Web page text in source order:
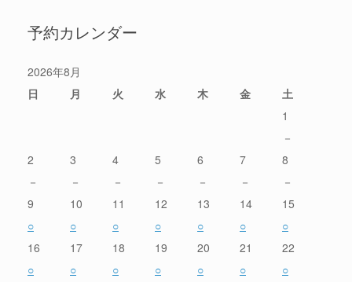
予約カレンダー
2026年8月
日
月 火 水 木 金
土
1
－
2
－
3
－
4
－
5
－
6
－
7
－
8
－
9
○
10
○
11
○
12
○
13
○
14
○
15
○
16
○
17
○
18
○
19
○
20
○
21
○
22
○